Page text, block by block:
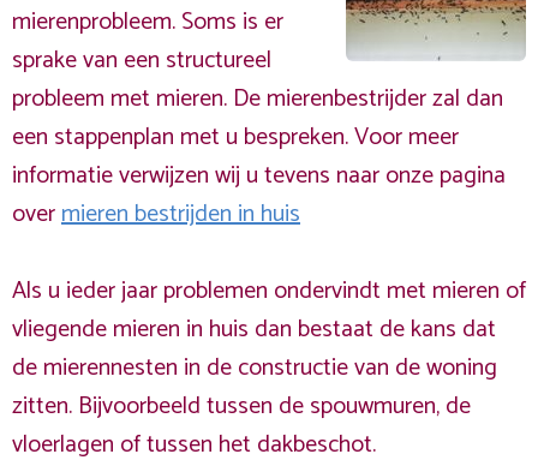
mierenprobleem. Soms is er
sprake van een structureel
probleem met mieren. De mierenbestrijder zal dan
een stappenplan met u bespreken. Voor meer
informatie verwijzen wij u tevens naar onze pagina
overmieren bestrijden in huis
Als u ieder jaar problemen ondervindt met mieren of
vliegende mieren in huis dan bestaat de kans dat
de mierennesten in de constructie van de woning
zitten. Bijvoorbeeld tussen de spouwmuren, de
vloerlagen of tussen het dakbeschot.